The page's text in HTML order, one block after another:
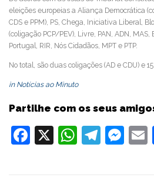
eleições europeias a Aliança Democrática
CDS e PPM), PS, Chega, Iniciativa Liberal,
(coligação PCP/PEV), Livre, PAN, ADN,
Portugal, RIR, Nós Cidadãos, MPT e PTP.
No total, são duas coligações (AD e CDU) e
in Notícias ao Minuto
Partilhe com os seus
Facebook
X